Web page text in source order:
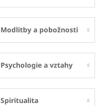
Modlitby a pobožnosti
Psychologie a vztahy
Spiritualita